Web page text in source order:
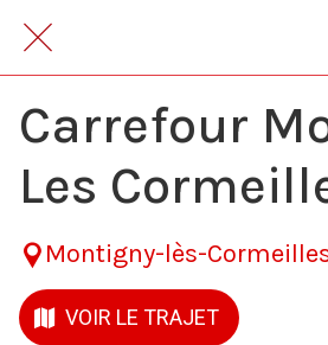
Carrefour
Les
Montigny-lès-
VOIR LE TRAJET